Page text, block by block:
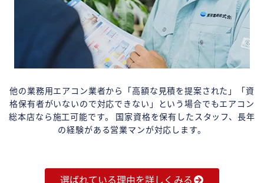
他の業務用エアコン業者から「高額な見積を提案された」「資
格保有者がいないので対応できない」という場合でもエアコン
総本店なら施工可能です。 国家資格を保有したスタッフ、長年
の経験がある営業マンが対応します。
選ばれている理由を詳しくみる